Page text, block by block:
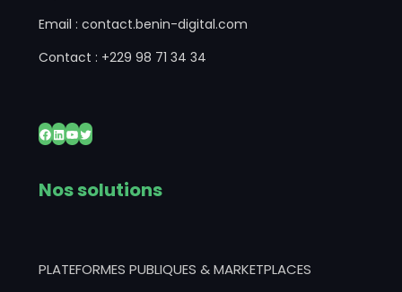
Email : contact.benin-digital.com
Contact : +229 98 71 34 34
Facebook
LinkedIn
YouTube
Twitter
Nos solutions
PLATEFORMES PUBLIQUES & MARKETPLACES